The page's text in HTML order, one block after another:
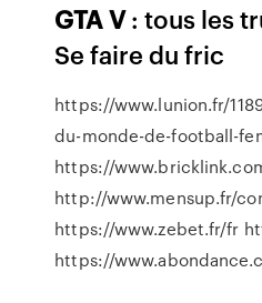
GTAV: tous les
Se faire du fric
https://www.lunion.fr/
du-monde-de-football-
https://
http://www.mensup.fr/
https://www.zebet.fr/fr
https://